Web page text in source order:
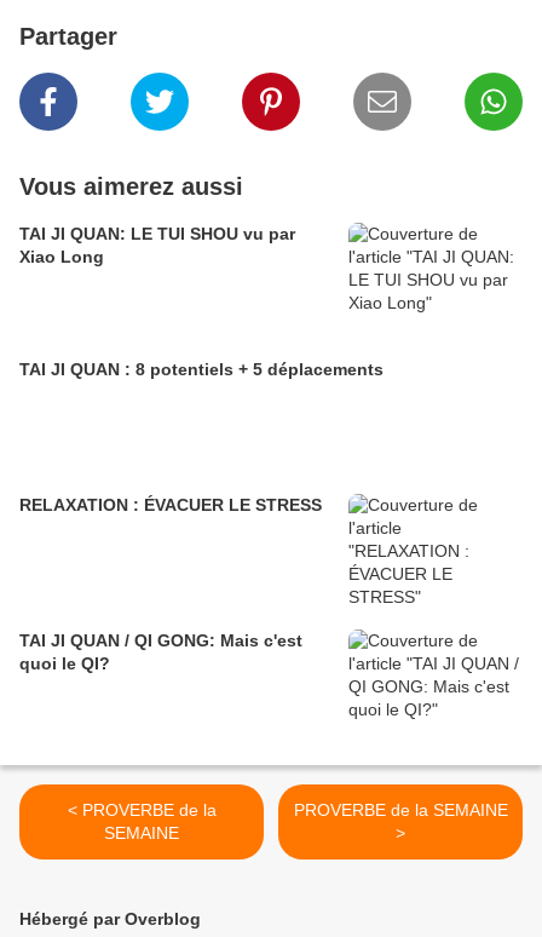
Partager
Vous aimerez aussi
TAI JI QUAN: LE TUI SHOU vu par
Xiao Long
TAI JI QUAN : 8 potentiels + 5 déplacements
RELAXATION : ÉVACUER LE STRESS
TAI JI QUAN / QI GONG: Mais c'est
quoi le QI?
< PROVERBE de la
SEMAINE
PROVERBE de la SEMAINE
>
Hébergé par Overblog